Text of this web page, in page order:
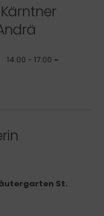
14:00 - 17:00 -
St.